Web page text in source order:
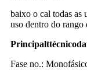
baixo o cal todas as
uso dentro do rango
Principalttécnicod
Fase no.: